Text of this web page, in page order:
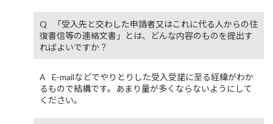
「受入先と交わした申請者又はこれに代る人からの往
復書信等の連絡文書」とは、どんな内容のものを提出す
ればよいですか？
E-mailなどでやりとりした受入受諾に至る経緯がわか
るもので結構です。あまり量が多くならないようにして
ください。